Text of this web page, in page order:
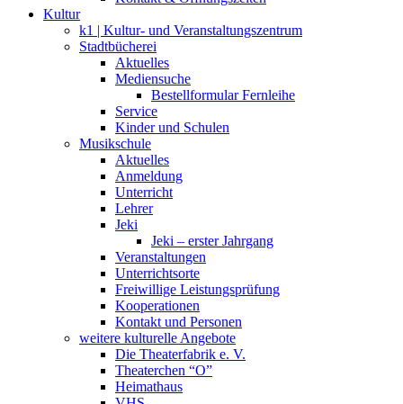
Kultur
k1 | Kultur- und Veranstaltungszentrum
Stadtbücherei
Aktuelles
Mediensuche
Bestellformular Fernleihe
Service
Kinder und Schulen
Musikschule
Aktuelles
Anmeldung
Unterricht
Lehrer
Jeki
Jeki – erster Jahrgang
Veranstaltungen
Unterrichtsorte
Freiwillige Leistungsprüfung
Kooperationen
Kontakt und Personen
weitere kulturelle Angebote
Die Theaterfabrik e. V.
Theaterchen “O”
Heimathaus